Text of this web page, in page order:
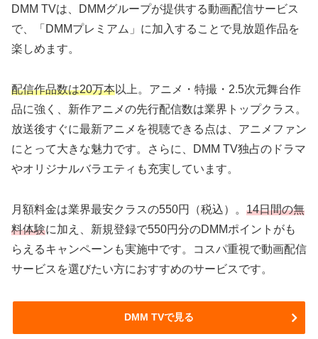
DMM TVは、DMMグループが提供する動画配信サービス
で、「DMMプレミアム」に加入することで見放題作品を
楽しめます。
配信作品数は20万本以上。アニメ・特撮・2.5次元舞台作
品に強く、新作アニメの先行配信数は業界トップクラス。
放送後すぐに最新アニメを視聴できる点は、アニメファン
にとって大きな魅力です。さらに、DMM TV独占のドラマ
やオリジナルバラエティも充実しています。
月額料金は業界最安クラスの550円（税込）。 14日間の無
料体験に加え、新規登録で550円分のDMMポイントがも
らえるキャンペーンも実施中です。コスパ重視で動画配信
サービスを選びたい方におすすめのサービスです。
DMM TVで見る